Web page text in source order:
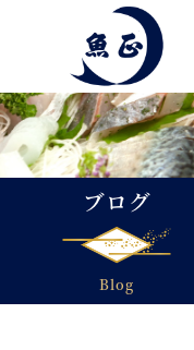
ブログ
Blog